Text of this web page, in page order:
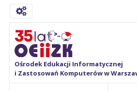
Ośrodek Edukacji Informatycznej
i Zastosowań Komputerów w